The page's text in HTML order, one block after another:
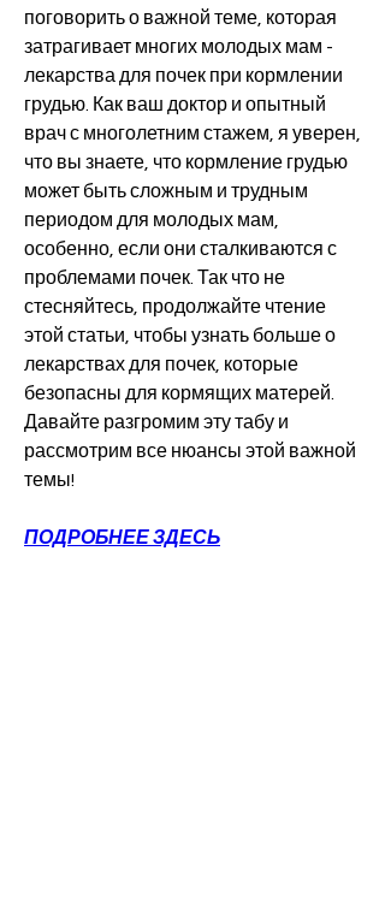
поговорить о важной теме, которая
затрагивает многих молодых мам -
лекарства для почек при кормлении
грудью. Как ваш доктор и опытный
врач с многолетним стажем, я уверен,
что вы знаете, что кормление грудью
может быть сложным и трудным
периодом для молодых мам,
особенно, если они сталкиваются с
проблемами почек. Так что не
стесняйтесь, продолжайте чтение
этой статьи, чтобы узнать больше о
лекарствах для почек, которые
безопасны для кормящих матерей.
Давайте разгромим эту табу и
рассмотрим все нюансы этой важной
темы!
ПОДРОБНЕЕ ЗДЕСЬ